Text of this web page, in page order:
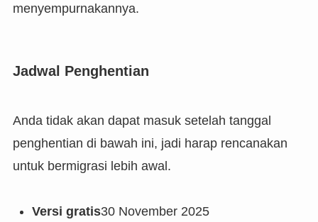
menyempurnakannya.
Jadwal Penghentian
Anda tidak akan dapat masuk setelah tanggal
penghentian di bawah ini, jadi harap rencanakan
untuk bermigrasi lebih awal.
Versi gratis30 November 2025